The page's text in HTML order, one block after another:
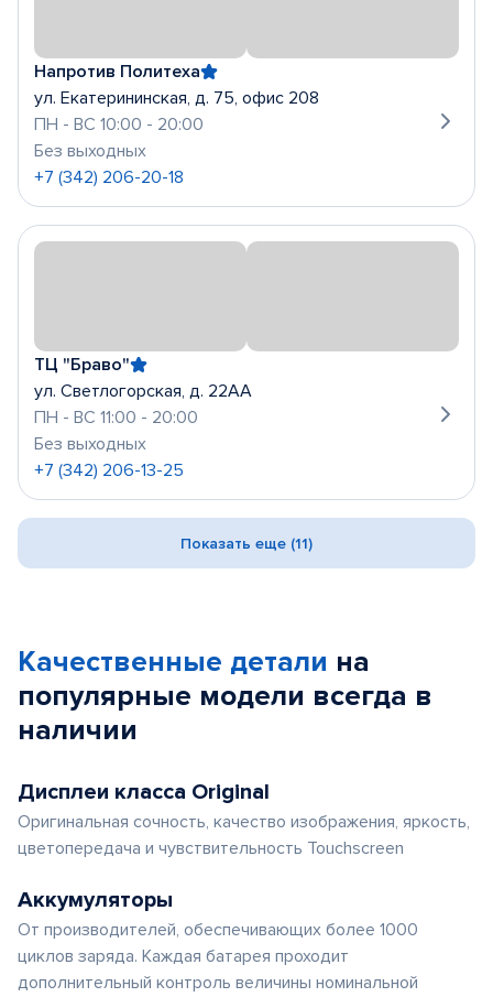
Напротив Политеха
ул. Екатерининская, д. 75, офис 208
ПН - ВС 10:00 - 20:00
Без выходных
+7 (342) 206-20-18
ТЦ "Браво"
ул. Светлогорская, д. 22АА
ПН - ВС 11:00 - 20:00
Без выходных
+7 (342) 206-13-25
Показать еще (11)
Качественные детали на
популярные модели всегда в
наличии
Дисплеи класса Original
Оригинальная сочность, качество изображения, яркость,
цветопередача и чувствительность Touchscreen
Аккумуляторы
От производителей, обеспечивающих более 1000
циклов заряда. Каждая батарея проходит
дополнительный контроль величины номинальной